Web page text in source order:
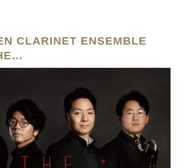
CLARINET ENSEMBLE